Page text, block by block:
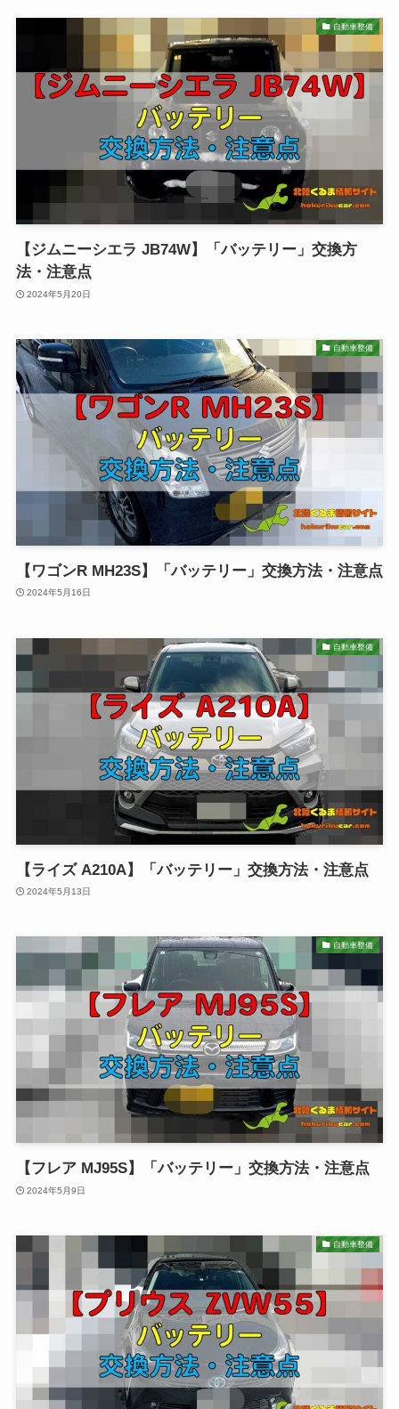
自動車整備
【ジムニーシエラ JB74W】「バッテリー」交換方
法・注意点
2024年5月20日
自動車整備
【ワゴンR MH23S】「バッテリー」交換方法・注意点
2024年5月16日
自動車整備
【ライズ A210A】「バッテリー」交換方法・注意点
2024年5月13日
自動車整備
【フレア MJ95S】「バッテリー」交換方法・注意点
2024年5月9日
自動車整備